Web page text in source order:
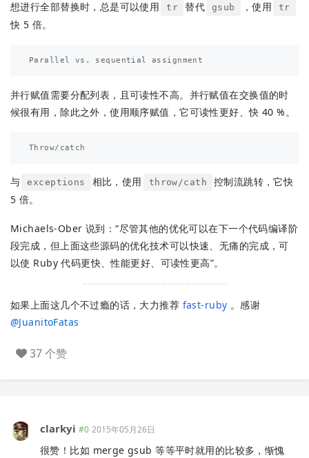
想进行全部替换时，总是可以使用 tr 替代 gsub ，使用 tr
快 5 倍。
并行赋值需要分配列表，且可读性不高。并行赋值在交换值的时
候很有用，除此之外，使用顺序赋值，它可读性更好、快 40 %。
与 exceptions 相比，使用 throw/cath
控制流跳转，它快
5 倍。
Michaels-Ober 说到：“尽管其他的优化可以在下一个代码编译阶
段完成，但上面这些源码的优化技术可以快速、无痛的完成，可
以使 Ruby 代码更快、性能更好、可读性更高”。
如果上面这几个不过瘾的话，大力推荐 fast-ruby 。感谢
@JuanitoFatas
37 个赞
clarkyi #0 2015年05月26日
很赞！比如 merge gsub 等等平时就用的比较多，惭愧